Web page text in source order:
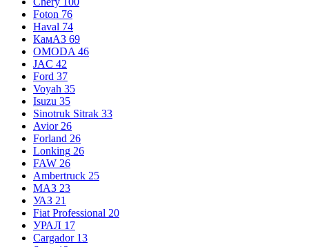
Foton 76
Haval 74
КамАЗ 69
OMODA 46
JAC 42
Ford 37
Voyah 35
Isuzu 35
Sinotruk Sitrak 33
Avior 26
Forland 26
Lonking 26
FAW 26
Ambertruck 25
МАЗ 23
УАЗ 21
Fiat Professional 20
УРАЛ 17
Cargador 13